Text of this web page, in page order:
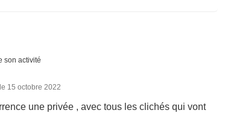
son activité
15 octobre 2022
une privée , avec tous les clichés qui vont